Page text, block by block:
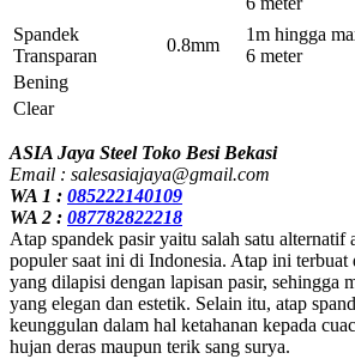
Spandek
Transparan
0.8mm
1m hingga
6 meter
Bening
Clear
ASIA Jaya Steel Toko Besi Bekasi
Email : salesasiajaya@gmail.com
WA 1 : 085222140109
WA 2 : 087782822218
Atap spandek pasir yaitu salah satu alternatif
populer saat ini di Indonesia. Atap ini terbuat
yang dilapisi dengan lapisan pasir, sehingga
yang elegan dan estetik. Selain itu, atap
keunggulan dalam hal ketahanan kepada
hujan deras maupun terik sang surya.